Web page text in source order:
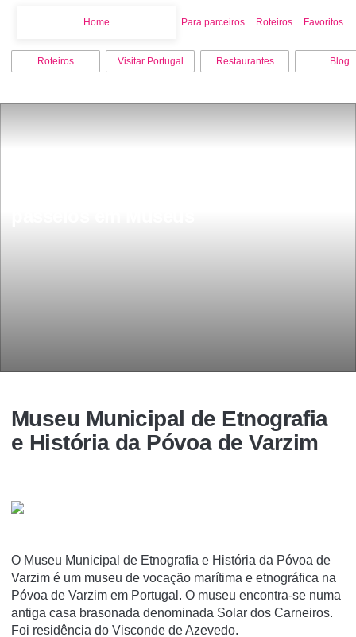
Home Para parceiros Roteiros Favoritos
Roteiros Visitar Portugal Restaurantes Blog
Museu Municipal de Etnografia
e História da Póvoa de Varzim
O Museu Municipal de Etnografia e História da Póvoa de
Varzim é um museu de vocação marí­tima e etnográfica na
Póvoa de Varzim em Portugal. O museu encontra-se numa
antiga casa brasonada denominada Solar dos Carneiros.
Foi residência do Visconde de Azevedo.